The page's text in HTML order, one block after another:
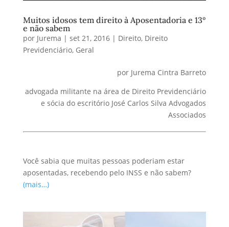
Muitos idosos tem direito à Aposentadoria e 13º
e não sabem
por Jurema | set 21, 2016| Direito, Direito
Previdenciário, Geral
por Jurema Cintra Barreto
advogada militante na área de Direito Previdenciário
e sócia do escritório José Carlos Silva Advogados
Associados
Você sabia que muitas pessoas poderiam estar
aposentadas, recebendo pelo INSS e não sabem?
(mais…)